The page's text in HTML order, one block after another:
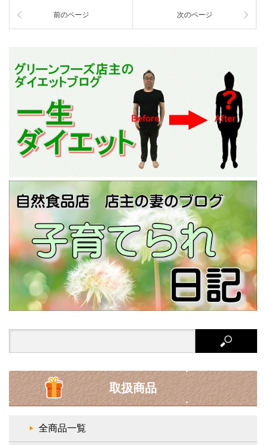
前のページ 次のページ
取扱商品
全商品一覧